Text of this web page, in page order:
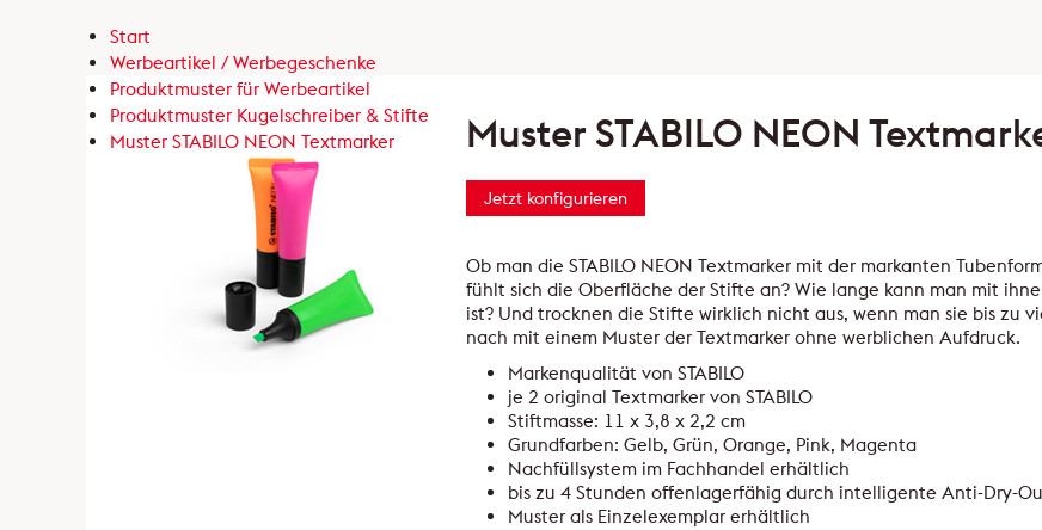
Start
Werbeartikel / Werbegeschenke
Produktmuster für Werbeartikel
Produktmuster Kugelschreiber & Stifte
Muster STABILO NEON Textmarker
Muster STABILO NEON
Jetzt konfigurieren
Ob man die STABILO NEON Textmarker mit der markanten
fühlt sich die Oberfläche der Stifte an? Wie lange kann man mit
ist? Und trocknen die Stifte wirklich nicht aus, wenn man sie bis zu
nach mit einem Muster der Textmarker ohne werblichen Aufdruck.
Markenqualität von STABILO
je 2 original Textmarker von STABILO
Stiftmasse: 11 x 3,8 x 2,2 cm
Grundfarben: Gelb, Grün, Orange, Pink, Magenta
Nachfüllsystem im Fachhandel erhältlich
bis zu 4 Stunden offenlagerfähig durch intelligente Anti-Dry-
Muster als Einzelexemplar erhältlich